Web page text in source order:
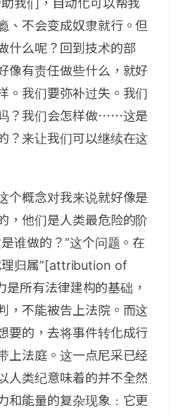
我们，自动化可以帮我
、不会变成奴隶就行。但
什么呢？回到技术的部
像有责任做些什么，就好
。我们要弥补过失。我们
？我们会怎样做⋯⋯这是
？来让我们可以继续在这
个概念对我来说就好像是
，他们是人类最危险的阶
谁做的？”这个问题。在
理归属”[attribution of
所有法律建构的基础，
，不能被告上法院。而这
要的，去将事件转化成行
上法庭。这一点尼采已经
人类纪意味着的并不全然
和能量的复杂现象﹕它更